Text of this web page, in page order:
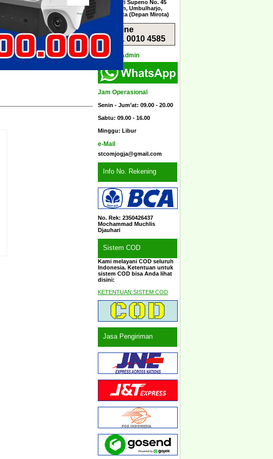
Jl. Menteri Supeno No. 45
Sorosutan, Umbulharjo,
Yogyakarta (Depan Mirota)
Hotline
0851 0010 4585
Kontak Admin
Jam Operasional
Senin - Jum’at: 09.00 - 20.00
Sabtu: 09.00 - 16.00
Minggu: Libur
e-Mail
stcomjogja@gmail.com
Info No. Rekening
No. Rek: 2350426437
Mochammad Muchlis
Djauhari
Sistem COD
Kami melayani COD seluruh
Indonesia. Ketentuan untuk
sistem COD bisa Anda lihat
disini:
KETENTUAN SISTEM COD
Jasa Pengiriman